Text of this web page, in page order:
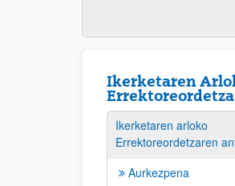
Ikerketaren
Errektoreordetza
Ikerketaren arloko
Errektoreordetzaren
Aurkezpena